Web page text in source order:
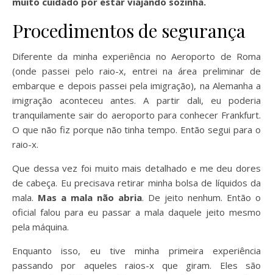
Procedimentos de segurança
Diferente da minha experiência no Aeroporto de Roma
(onde passei pelo raio-x, entrei na área preliminar de
embarque e depois passei pela imigração), na Alemanha a
imigração aconteceu antes. A partir dali, eu poderia
tranquilamente sair do aeroporto para conhecer Frankfurt.
O que não fiz porque não tinha tempo. Então segui para o
raio-x.
Que dessa vez foi muito mais detalhado e me deu dores
de cabeça. Eu precisava retirar minha bolsa de líquidos da
mala. Mas a mala não abria. De jeito nenhum. Então o
oficial falou para eu passar a mala daquele jeito mesmo
pela máquina.
Enquanto isso, eu tive minha primeira experiência
passando por aqueles raios-x que giram. Eles são